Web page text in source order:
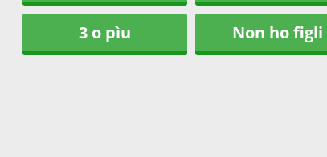
3 o pìu Non ho figli